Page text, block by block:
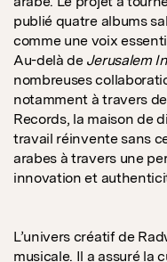
publié quatre albums
comme une voix
Au-delà de Jerusalem
nombreuses
notamment à travers
Records, la maison de
travail réinvente sans
arabes à travers une
innovation et
L’univers créatif de
musicale. Il a assuré la